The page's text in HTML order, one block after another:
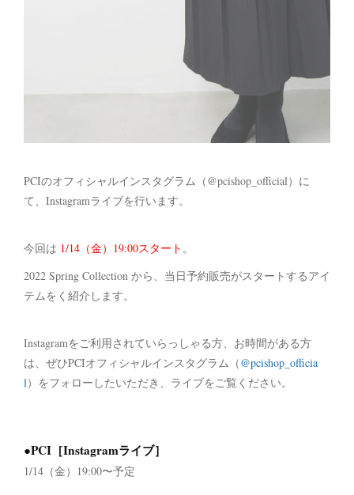
PCIのオフィシャルインスタグラム（@pcishop_official）に
て、Instagramライブを行います。
今回は 1/14（金）19:00スタート 。
2022 Spring Collection から、当日予約販売がスタートするアイ
テムをく紹介します。
Instagramをご利用されていらっしゃる方、お時間がある方
は、ぜひPCIオフィシャルインスタグラム（@pcishop_officia
l）をフォローしたいただき、ライブをご覧ください。
●PCI［Instagramライブ］
1/14（金）19:00〜予定